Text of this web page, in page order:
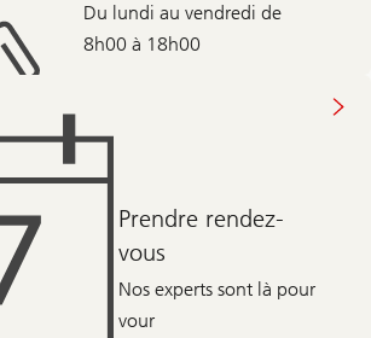
Du lundi au vendredi de
8h00 à 18h00
Prendre rendez-
vous
Nos experts sont là pour
vour